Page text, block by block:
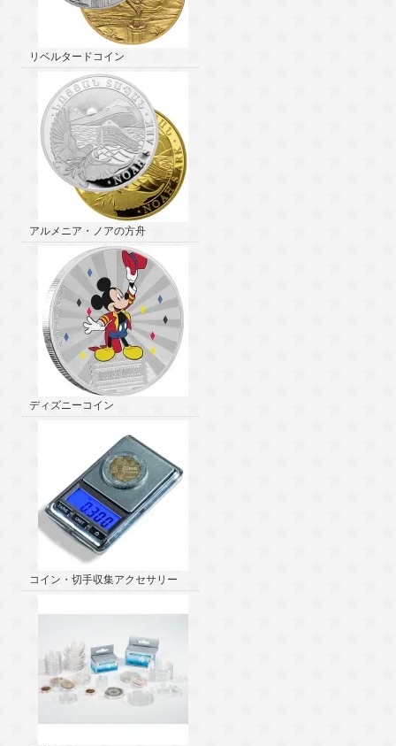
リベルタードコイン
アルメニア・ノアの方舟
ディズニーコイン
コイン・切手収集アクセサリー